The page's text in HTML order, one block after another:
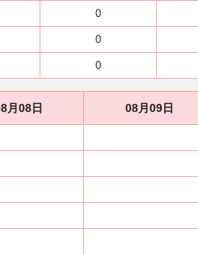
0
0
0
月08日 08月09日